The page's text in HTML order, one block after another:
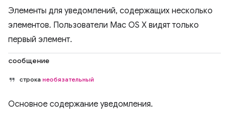
Элементы для уведомлений, содержащих несколько
элементов. Пользователи Mac OS X видят только
первый элемент.
сообщение
строка необязательный
Основное содержание уведомления.